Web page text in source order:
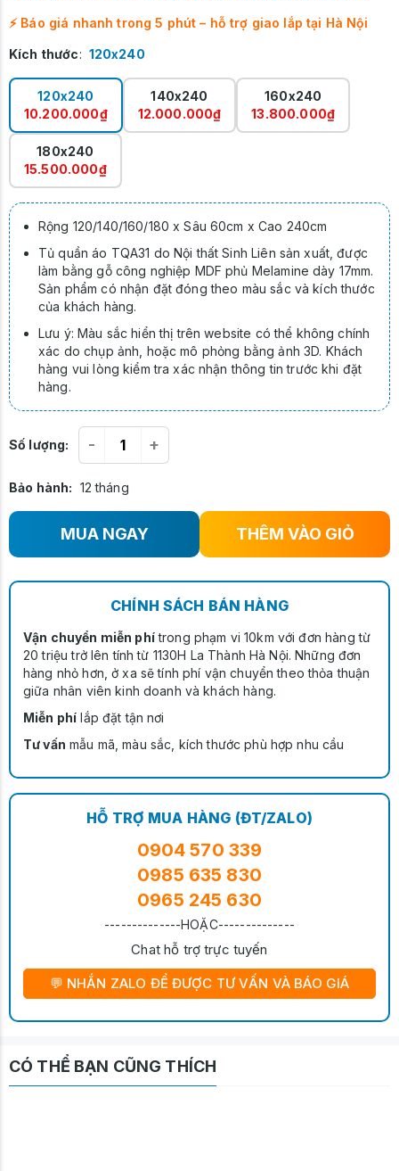
⚡ Báo giá nhanh trong 5 phút – hỗ trợ giao lắp tại Hà Nội
Kích thước: 120x240
120x240
10.200.000₫
140x240
12.000.000₫
160x240
13.800.000₫
180x240
15.500.000₫
Rộng 120/140/160/180 x Sâu 60cm x Cao 240cm
Tủ quần áo TQA31 do Nội thất Sinh Liên sản xuất, được
làm bằng gỗ công nghiệp MDF phủ Melamine dày 17mm.
Sản phẩm có nhận đặt đóng theo màu sắc và kích thước
của khách hàng.
Lưu ý: Màu sắc hiển thị trên website có thể không chính
xác do chụp ảnh, hoặc mô phỏng bằng ảnh 3D. Khách
hàng vui lòng kiểm tra xác nhận thông tin trước khi đặt
hàng.
Số lượng: - +
Bảo hành: 12 tháng
MUA NGAY THÊM VÀO GIỎ
CHÍNH SÁCH BÁN HÀNG
Vận chuyển miễn phítrong phạm vi 10km với đơn hàng từ
20 triệu trở lên tính từ 1130H La Thành Hà Nội. Những đơn
hàng nhỏ hơn, ở xa sẽ tính phí vận chuyển theo thỏa thuận
giữa nhân viên kinh doanh và khách hàng.
Miễn phí lắp đặt tận nơi
Tư vấn mẫu mã, màu sắc, kích thước phù hợp nhu cầu
HỖ TRỢ MUA HÀNG (ĐT/ZALO)
0904 570 339
0985 635 830
0965 245 630
--------------HOẶC--------------
Chat hỗ trợ trực tuyến
💬 NHẮN ZALO ĐỂ ĐƯỢC TƯ VẤN VÀ BÁO GIÁ
CÓ THỂ BẠN CŨNG THÍCH